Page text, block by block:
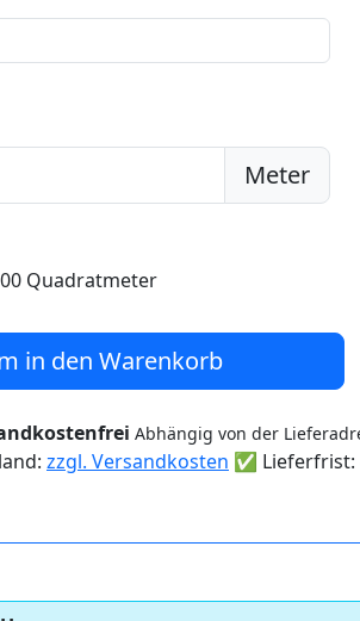
Meter
Quadratmeter
in den Warenkorb
Abhängig von der
zzgl. Versandkosten ✅ Lieferfrist: